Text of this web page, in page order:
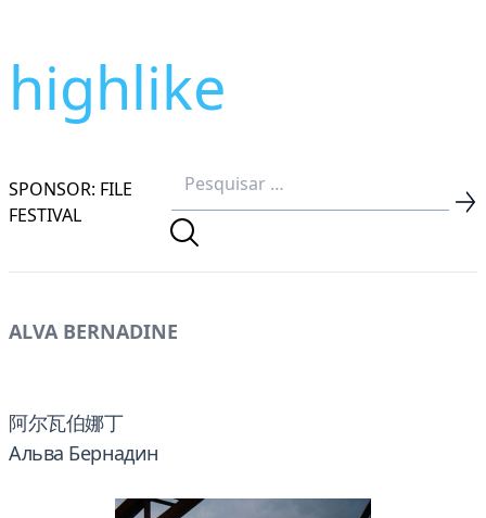
highlike
SPONSOR: FILE
FESTIVAL
ALVA BERNADINE
阿尔瓦伯娜丁
Альва Бернадин